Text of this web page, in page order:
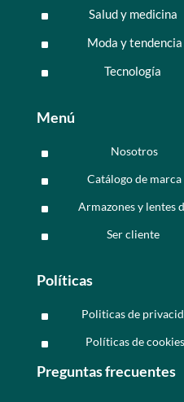
^ Salud y medicina
^ Moda y tendencia
^ Tecnología
Menú
^ Nosotros
^ Catálogo de marca
^ Armazones y lentes
^ Ser cliente
Políticas
^ Politicas de
^ Políticas de cookies
Preguntas frecuentes